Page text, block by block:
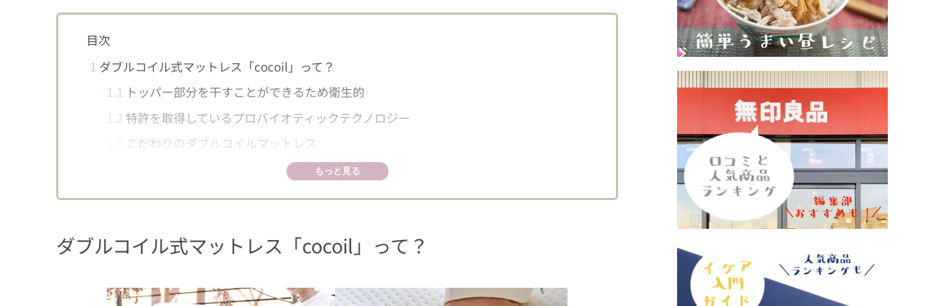
目次
1 ダブルコイル式マットレス「cocoil」って？
1.1 トッパー部分を干すことができるため衛生的
1.2 特許を取得しているプロバイオティックテクノロジー
こだわりのダブルコイルマットレス
2超圧縮されて届くよ
4 寝心地はまるでホテルのベッド！
値段やサイズの種類は？
もっと見る
ダブルコイル式マットレス「cocoil」って？